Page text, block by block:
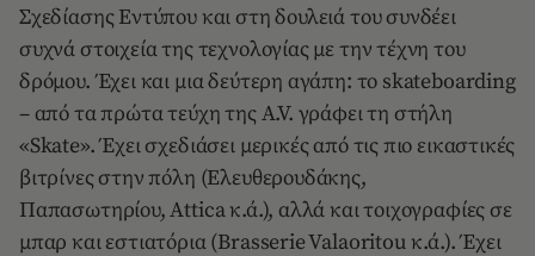
Σχεδίασης Εντύπου και στη δουλειά του συνδέει
συχνά στοιχεία της τεχνολογίας µε την τέχνη του
δρόµου. Έχει και µια δεύτερη αγάπη: το skateboarding
– από τα πρώτα τεύχη της A.V. γράφει τη στήλη
«Skate». Έχει σχεδιάσει µερικές από τις πιο εικαστικές
βιτρίνες στην πόλη (Ελευθερουδάκης,
Παπασωτηρίου, Attica κ.ά.), αλλά και τοιχογραφίες σε
µπαρ και εστιατόρια (Brasserie Valaoritou κ.ά.). Έχει